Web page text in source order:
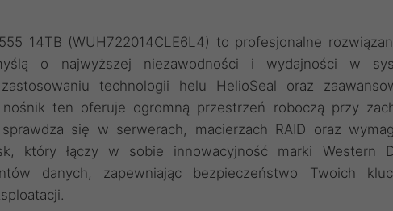
14TB (WUH722014CLE6L4) to profesjonalne
o najwyższej niezawodności i wydajności w
technologii helu HelioSeal oraz
ten oferuje ogromną przestrzeń roboczą przy
się w serwerach, macierzach RAID oraz
który łączy w sobie innowacyjność marki Western
danych, zapewniając bezpieczeństwo Twoich